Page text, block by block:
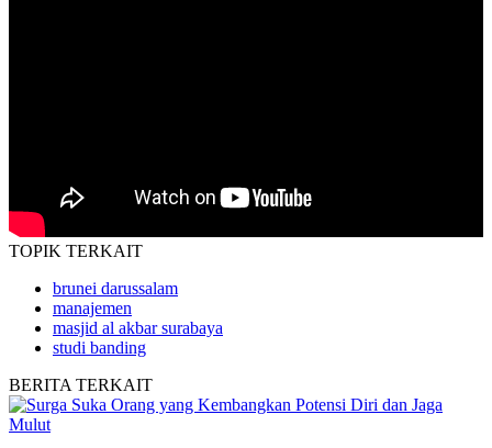
TOPIK TERKAIT
brunei darussalam
manajemen
masjid al akbar surabaya
studi banding
BERITA TERKAIT